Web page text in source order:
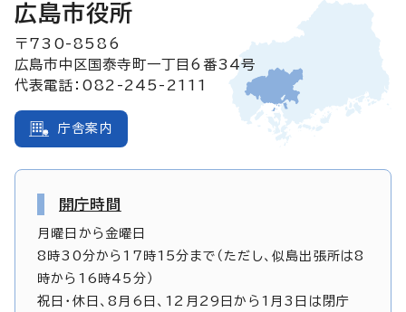
広島市役所
〒730-8586
広島市中区国泰寺町一丁目6番34号
代表電話：082-245-2111
庁舎案内
開庁時間
月曜日から金曜日
8時30分から17時15分まで（ただし、似島出張所は8
時から16時45分）
祝日・休日、8月6日、12月29日から1月3日は閉庁